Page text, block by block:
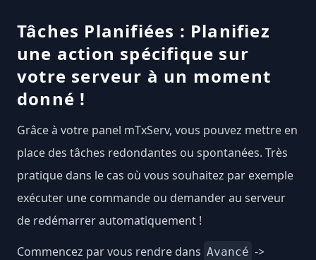
Tâches Planifiées : Planifiez
une action spécifique sur
votre serveur à un moment
donné !
Grâce à votre panel mTxServ, vous pouvez mettre en
place des tâches redondantes ou spontanées. Très
pratique dans le cas où vous souhaitez par exemple
exécuter une commande ou demander au serveur
de redémarrer automatiquement !
Commencez par vous rendre dans Avancé ->